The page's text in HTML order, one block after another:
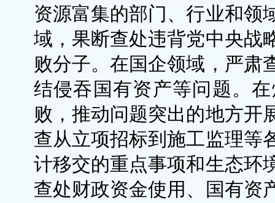
资源富集的部门、行业和领
域，果断查处违背党中央战
败分子。在国企领域，严肃
结侵吞国有资产等问题。
败，推动问题突出的地方开
查从立项招标到施工监理等
计移交的重点事项和生态环
查处财政资金使用、国有资